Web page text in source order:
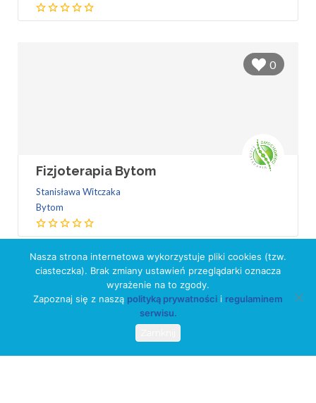
0
Fizjoterapia Bytom
Stanisława Witczaka
Bytom
Nasza strona internetowa wykorzystuje pliki cookies (tzw.
ciasteczka). Brak zmiany ustawień przeglądarki oznacza
wyrażenie na to zgody.
Zapoznaj się z naszą polityką prywatności i regulaminem
serwisu.